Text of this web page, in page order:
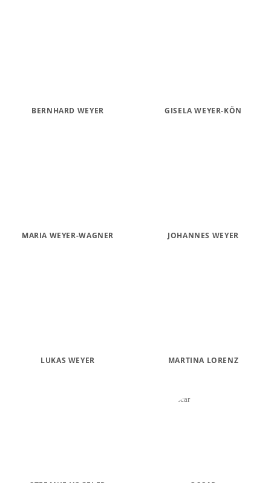
BERNHARD WEYER GISELA WEYER-KÖN
MARIA WEYER-WAGNER JOHANNES WEYER
LUKAS WEYER MARTINA LORENZ